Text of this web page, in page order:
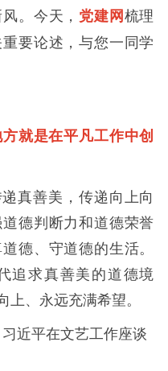
。今天， 党建网梳理
要论述，与您一同学
就是在平凡工作中创
真善美，传递向上向
德判断力和道德荣誉
德、守道德的生活。
追求真善美的道德境
、永远充满希望。
近平在文艺工作座谈